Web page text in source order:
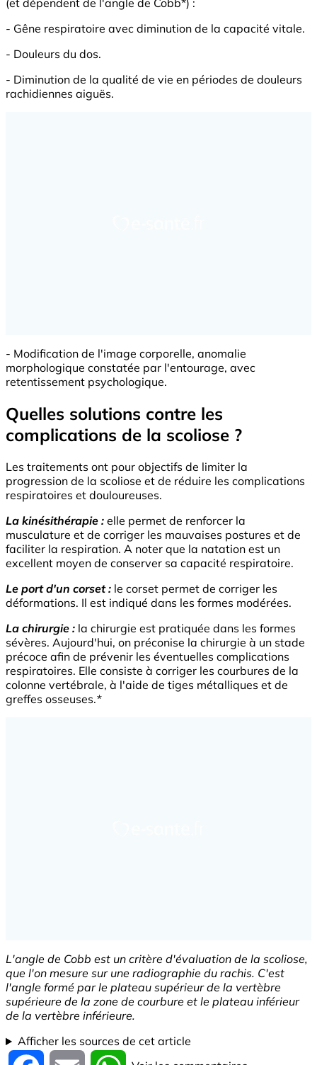
(et dépendent de l'angle de Cobb*) :
- Gêne respiratoire avec diminution de la capacité vitale.
- Douleurs du dos.
- Diminution de la qualité de vie en périodes de douleurs
rachidiennes aiguës.
- Modification de l'image corporelle, anomalie
morphologique constatée par l'entourage, avec
retentissement psychologique.
Quelles solutions contre les
complications de la scoliose ?
Les traitements ont pour objectifs de limiter la
progression de la scoliose et de réduire les complications
respiratoires et douloureuses.
La kinésithérapie : elle permet de renforcer la
musculature et de corriger les mauvaises postures et de
faciliter la respiration. A noter que la natation est un
excellent moyen de conserver sa capacité respiratoire.
Le port d'un corset : le corset permet de corriger les
déformations. Il est indiqué dans les formes modérées.
La chirurgie : la chirurgie est pratiquée dans les formes
sévères. Aujourd'hui, on préconise la chirurgie à un stade
précoce afin de prévenir les éventuelles complications
respiratoires. Elle consiste à corriger les courbures de la
colonne vertébrale, à l'aide de tiges métalliques et de
greffes osseuses.*
L'angle de Cobb est un critère d'évaluation de la scoliose,
que l'on mesure sur une radiographie du rachis. C'est
l'angle formé par le plateau supérieur de la vertèbre
supérieure de la zone de courbure et le plateau inférieur
de la vertèbre inférieure.
Afficher les sources de cet article